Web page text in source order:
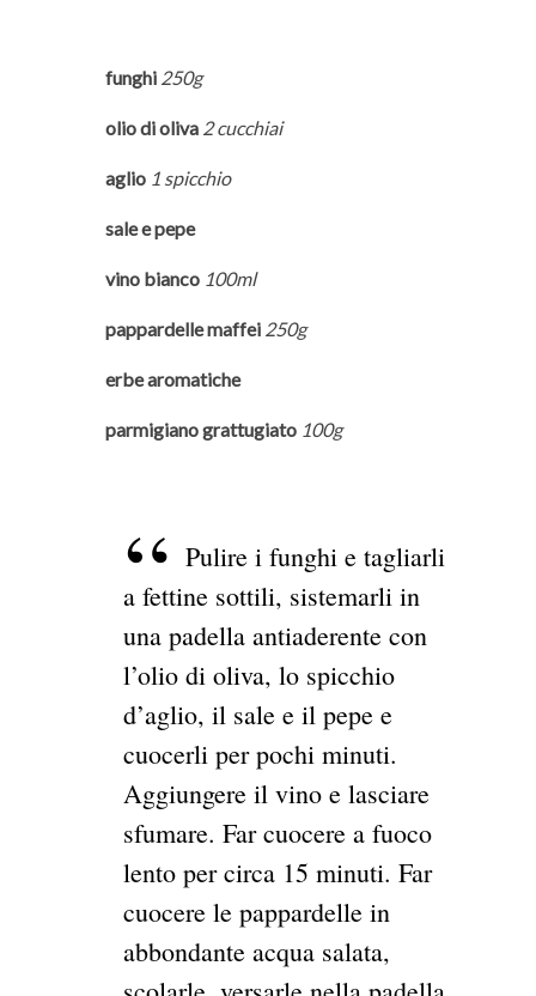
funghi 250g
olio di oliva 2 cucchiai
aglio 1 spicchio
sale e pepe
vino bianco 100ml
pappardelle maffei 250g
erbe aromatiche
parmigiano grattugiato 100g
Pulire i funghi e tagliarli
a fettine sottili, sistemarli in
una padella antiaderente con
l’olio di oliva, lo spicchio
d’aglio, il sale e il pepe e
cuocerli per pochi minuti.
Aggiungere il vino e lasciare
sfumare. Far cuocere a fuoco
lento per circa 15 minuti. Far
cuocere le pappardelle in
abbondante acqua salata,